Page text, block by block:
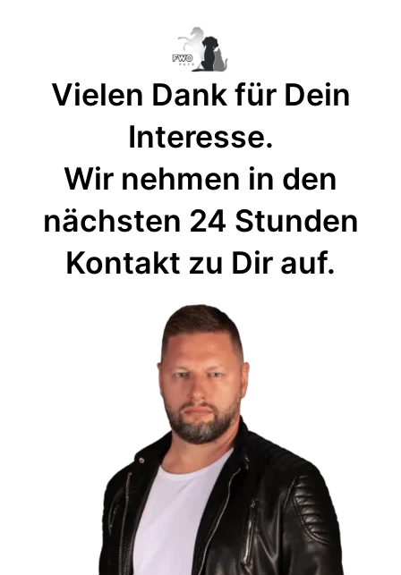
Vielen Dank für Dein
Interesse.
Wir nehmen in den
nächsten 24 Stunden
Kontakt zu Dir auf.